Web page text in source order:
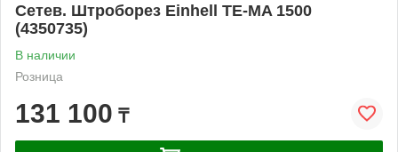
Сетев. Штроборез Einhell TE-MA 1500
(4350735)
В наличии
Розница
131 100 ₸